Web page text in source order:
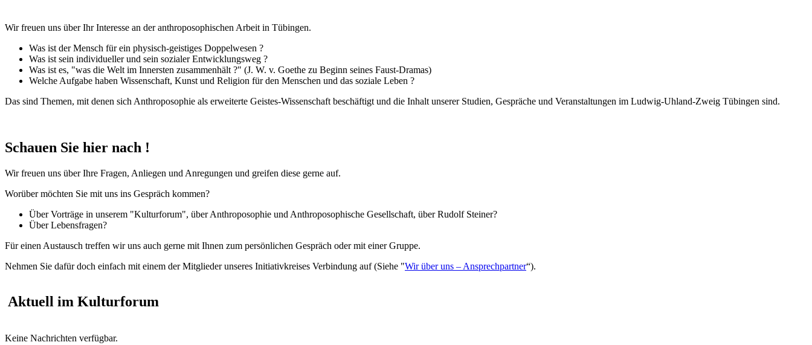
Wir freuen uns über Ihr Interesse an der anthroposophischen Arbeit in Tübingen.
Was ist der Mensch für ein physisch-geistiges Doppelwesen ?
Was ist sein individueller und sein sozialer Entwicklungsweg ?
Was ist es, "was die Welt im Innersten zusammenhält ?" (J. W. v. Goethe zu Beginn seines Faust-Dramas)
Welche Aufgabe haben Wissenschaft, Kunst und Religion für den Menschen und das soziale Leben ?
Das sind Themen, mit denen sich Anthroposophie als erweiterte Geistes-Wissenschaft beschäftigt und die Inhalt unserer Studien, Gespräche und Veranstaltungen im Ludwig-Uhland-Zweig Tübingen sind.
Schauen Sie hier nach !
Wir freuen uns über Ihre Fragen, Anliegen und Anregungen und greifen diese gerne auf.
Worüber möchten Sie mit uns ins Gespräch kommen?
Über Vorträge in unserem "Kulturforum", über Anthroposophie und Anthroposophische Gesellschaft, über Rudolf Steiner?
Über Lebensfragen?
Für einen Austausch treffen wir uns auch gerne mit Ihnen zum persönlichen Gespräch oder mit einer Gruppe.
Nehmen Sie dafür doch einfach mit einem der Mitglieder unseres Initiativkreises Verbindung auf (Siehe "Wir über uns – Ansprechpartner“).
Aktuell im Kulturforum
Keine Nachrichten verfügbar.